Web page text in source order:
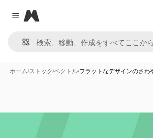
Close menu
Magnific
ホーム/ストック/ベクトル/フラットなデザインのさ